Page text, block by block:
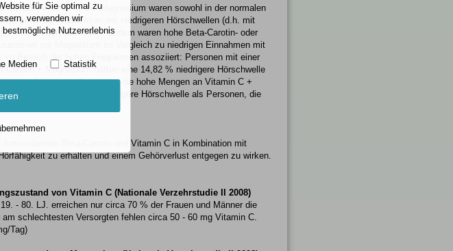
Carotin, Vitamin C und Magnesium waren sowohl in der normalen
in hohen Frequenzen mit niedrigeren Hörschwellen (d.h. mit
Gehör) assoziiert. Zudem waren hohe Beta-Carotin- oder
mit Magnesium im Vergleich zu niedrigen Einnahmen mit
im Bereich der hohen Frequenzen assoziiert: Personen mit einer
Carotin + Magnesium hatten eine 14,82 % niedrigere Hörschwelle
Aufnahme; Personen, die hohe Mengen an Vitamin C +
hatten eine 10,72 % niedrigere Hörschwelle als Personen, die
Antioxidantien Beta-Carotin und Vitamin C in Kombination mit
zu erhalten und einem Gehörverlust entgegen zu wirken.
von Vitamin C (Nationale Verzehrstudie II 2008)
- 80. LJ. erreichen nur circa 70 % der Frauen und Männer die
schlechtesten Versorgten fehlen circa 50 - 60 mg Vitamin C.
Tag)
für Sie optimal zu
verwenden wir
Nutzererlebnis
Medien Statistik